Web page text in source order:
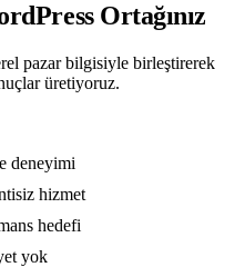
Ortağınız
pazar bilgisiyle birleştirerek
üretiyoruz.
deneyimi
hizmet
hedefi
yok